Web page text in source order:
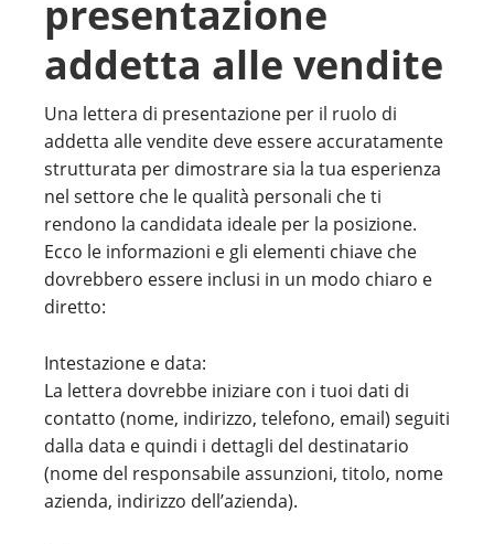
presentazione
addetta alle vendite
Una lettera di presentazione per il ruolo di
addetta alle vendite deve essere accuratamente
strutturata per dimostrare sia la tua esperienza
nel settore che le qualità personali che ti
rendono la candidata ideale per la posizione.
Ecco le informazioni e gli elementi chiave che
dovrebbero essere inclusi in un modo chiaro e
diretto:
Intestazione e data:
La lettera dovrebbe iniziare con i tuoi dati di
contatto (nome, indirizzo, telefono, email) seguiti
dalla data e quindi i dettagli del destinatario
(nome del responsabile assunzioni, titolo, nome
azienda, indirizzo dell’azienda).